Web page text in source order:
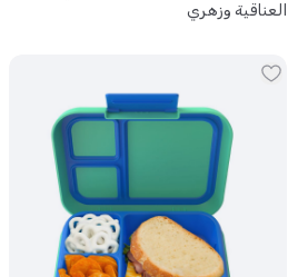
العناقية وزهري